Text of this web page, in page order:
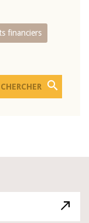
financiers